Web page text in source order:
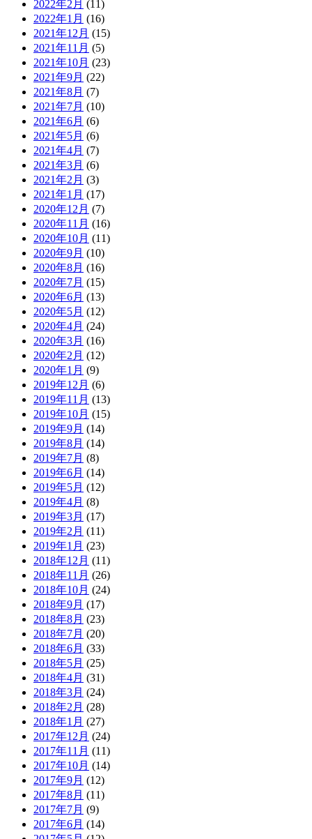
2022年2月 (11)
2022年1月 (16)
2021年12月 (15)
2021年11月 (5)
2021年10月 (23)
2021年9月 (22)
2021年8月 (7)
2021年7月 (10)
2021年6月 (6)
2021年5月 (6)
2021年4月 (7)
2021年3月 (6)
2021年2月 (3)
2021年1月 (17)
2020年12月 (7)
2020年11月 (16)
2020年10月 (11)
2020年9月 (10)
2020年8月 (16)
2020年7月 (15)
2020年6月 (13)
2020年5月 (12)
2020年4月 (24)
2020年3月 (16)
2020年2月 (12)
2020年1月 (9)
2019年12月 (6)
2019年11月 (13)
2019年10月 (15)
2019年9月 (14)
2019年8月 (14)
2019年7月 (8)
2019年6月 (14)
2019年5月 (12)
2019年4月 (8)
2019年3月 (17)
2019年2月 (11)
2019年1月 (23)
2018年12月 (11)
2018年11月 (26)
2018年10月 (24)
2018年9月 (17)
2018年8月 (23)
2018年7月 (20)
2018年6月 (33)
2018年5月 (25)
2018年4月 (31)
2018年3月 (24)
2018年2月 (28)
2018年1月 (27)
2017年12月 (24)
2017年11月 (11)
2017年10月 (14)
2017年9月 (12)
2017年8月 (11)
2017年7月 (9)
2017年6月 (14)